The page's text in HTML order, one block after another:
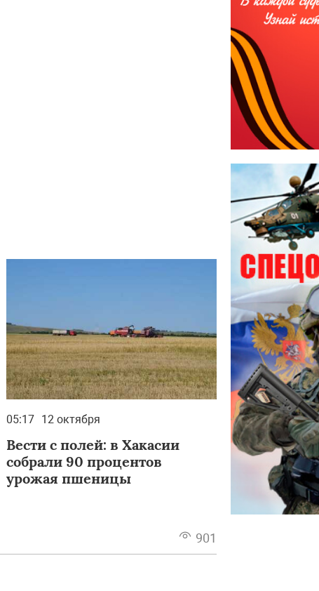
05:17 12 октября
Вести с полей: в Хакасии
собрали 90 процентов
урожая пшеницы
901